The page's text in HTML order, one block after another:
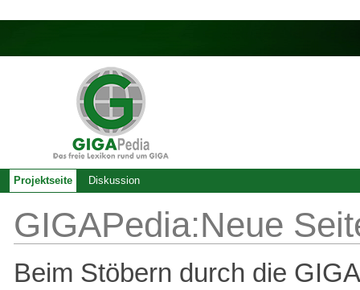
GIGAPedia:Neue
Beim Stöbern durch die
Projektseite Diskussion